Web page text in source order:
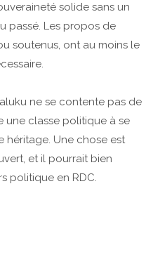
solide sans un
passé. Les propos de
soutenus, ont au moins le
ne se contente pas de
une classe politique à se
héritage. Une chose est
et il pourrait bien
politique en RDC.